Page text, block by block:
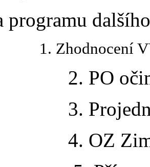
programu
1. Zhodnocení
Zimního